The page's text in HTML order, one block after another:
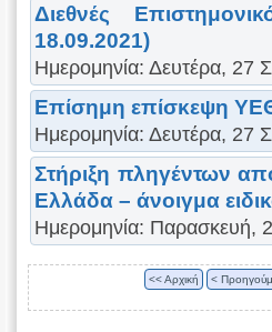
Διεθνές
18.09.2021)
Ημερομηνία: Δευτέρα, 27
Επίσημη επίσκεψη
Ημερομηνία: Δευτέρα, 27
Στήριξη πληγέντων
Ελλάδα – άνοιγμα
Ημερομηνία: Παρασκευή,
<< Αρχική <